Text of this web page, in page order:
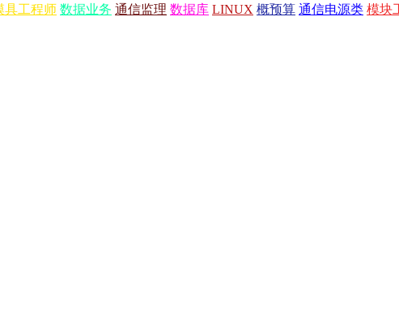
具工程师 数据业务 通信监理 数据库 LINUX 概预算 通信电源类 模块